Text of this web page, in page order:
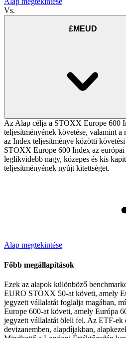
Vs.
£MEUD
Az Alap célja a STOXX Europe 600
teljesítményének követése, valamint a
az Index teljesítménye közötti
STOXX Europe 600 Index az
leglikvidebb nagy, közepes és kis
teljesítményének nyújt kitettséget.
Alap megtekintése
Főbb megállapítások
Ezek az alapok különböző
EURO STOXX 50-at követi, amely
jegyzett vállalatát foglalja magában,
Europe 600-at követi, amely Európa
jegyzett vállalatát öleli fel. Az ETF-ek
devizanemben, alapdíjakban,